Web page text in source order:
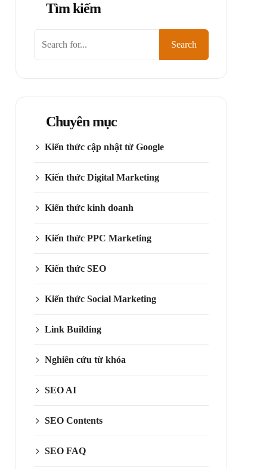
Tìm kiếm
Search
Chuyên mục
Kiến thức cập nhật từ Google
Kiến thức Digital Marketing
Kiến thức kinh doanh
Kiến thức PPC Marketing
Kiến thức SEO
Kiến thức Social Marketing
Link Building
Nghiên cứu từ khóa
SEO AI
SEO Contents
SEO FAQ